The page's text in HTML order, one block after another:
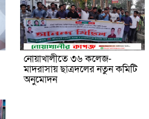
নোয়াখালীতে ৩৬ কলেজ-
মাদরাসায় ছাত্রদলের নতুন কমিটি
অনুমোদন